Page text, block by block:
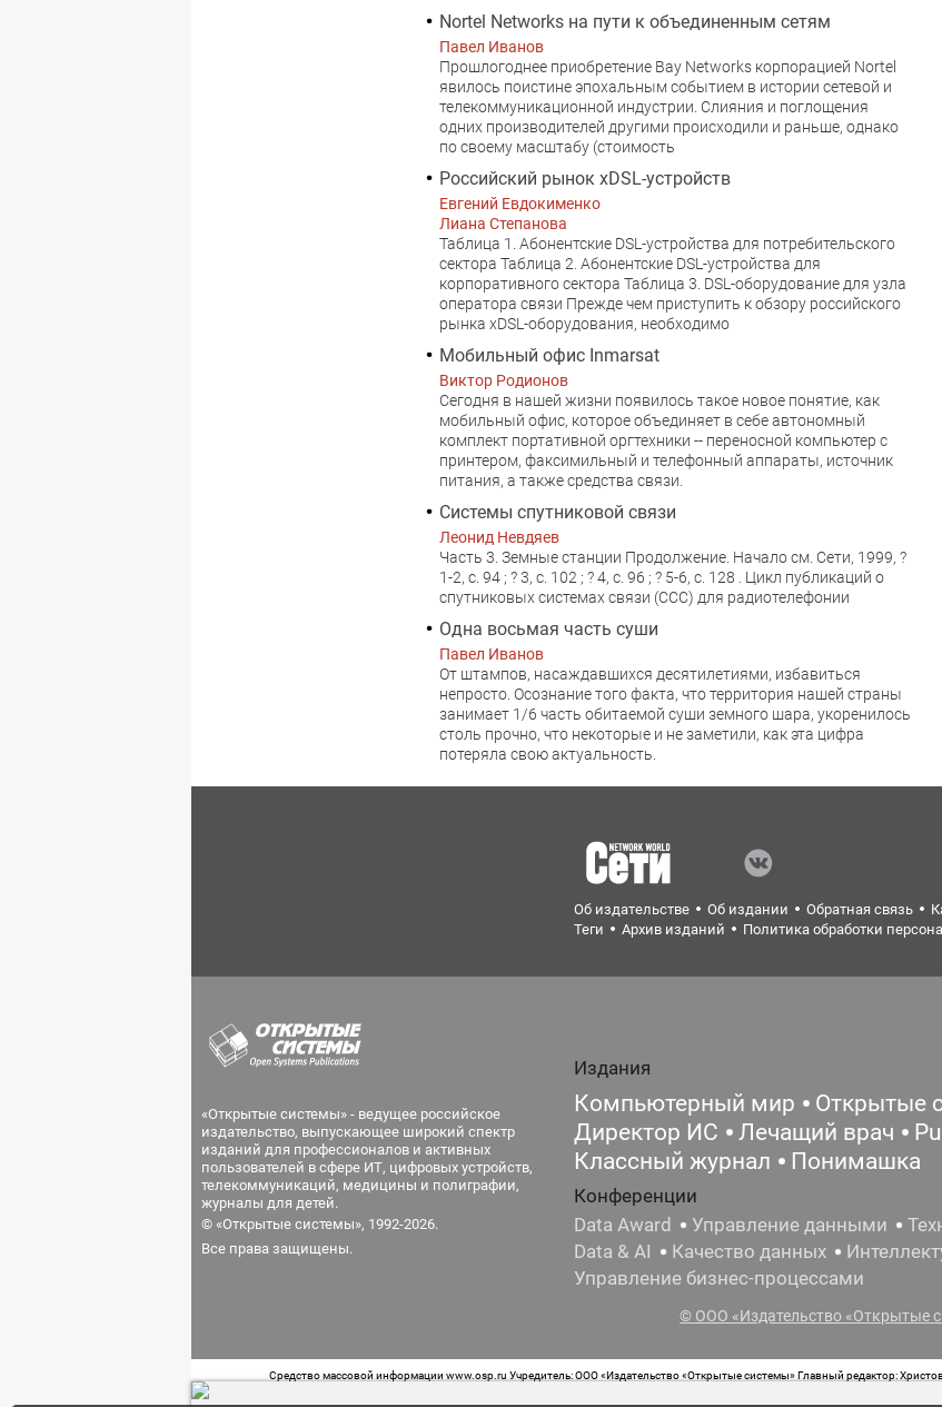
Nortel Networks на пути к объединенным сетям
Павел Иванов
Прошлогоднее приобретение Bay Networks корпорацией Nortel
явилось поистине эпохальным событием в истории сетевой и
телекоммуникационной индустрии. Слияния и поглощения
одних производителей другими происходили и раньше, однако
по своему масштабу (стоимость
Российский рынок xDSL-устройств
Евгений Евдокименко
Лиана Степанова
Таблица 1. Абонентские DSL-устройства для потребительского
сектора Таблица 2. Абонентские DSL-устройства для
корпоративного сектора Таблица 3. DSL-оборудование для узла
оператора связи Прежде чем приступить к обзору российского
рынка xDSL-оборудования, необходимо
Мобильный офис Inmarsat
Виктор Родионов
Сегодня в нашей жизни появилось такое новое понятие, как
мобильный офис, которое объединяет в себе автономный
комплект портативной оргтехники -- переносной компьютер с
принтером, факсимильный и телефонный аппараты, источник
питания, а также средства связи.
Системы спутниковой связи
Леонид Невдяев
Часть 3. Земные станции Продолжение. Начало см. Сети, 1999, ?
1-2, с. 94 ; ? 3, с. 102 ; ? 4, с. 96 ; ? 5-6, с. 128 . Цикл публикаций о
спутниковых системах связи (ССС) для радиотелефонии
Одна восьмая часть суши
Павел Иванов
От штампов, насаждавшихся десятилетиями, избавиться
непросто. Осознание того факта, что территория нашей страны
занимает 1/6 часть обитаемой суши земного шара, укоренилось
столь прочно, что некоторые и не заметили, как эта цифра
потеряла свою актуальность.
Об издательстве Об издании Обратная связь
Теги
Архив изданий Политика обработки
«Открытые системы» - ведущее российское
издательство, выпускающее широкий спектр
изданий для профессионалов и активных
пользователей в сфере ИТ, цифровых устройств,
телекоммуникаций, медицины и полиграфии,
журналы для детей.
© «Открытые системы», 1992-2026.
Все права защищены.
Издания
Компьютерный мир
Открытые
Директор ИС
Лечащий врач
Классный журнал
Понимашка
Конференции
Data Award
Управление данными
Data & AI
Качество данных
Управление бизнес-процессами
© ООО «Издательство «Открытые
Средство массовой информации www.osp.ru Учредитель: ООО «Издательство «Открытые системы» Главный редактор: